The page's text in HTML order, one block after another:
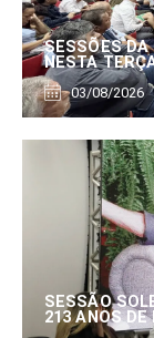
SESSÕES
NESTA
03/08/2026
SESSÃO
213 ANOS DE